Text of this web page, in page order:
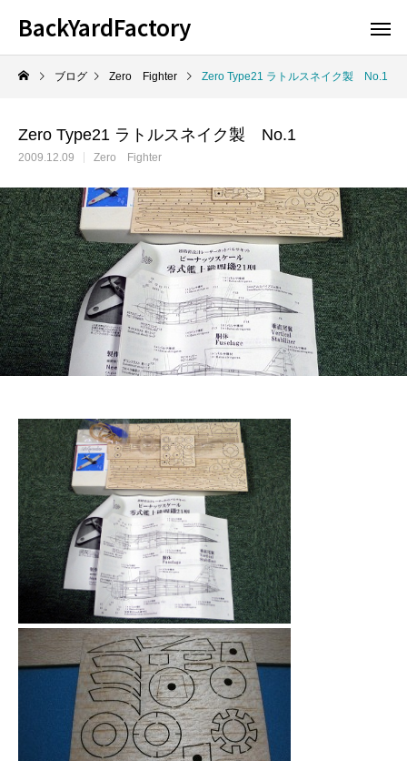
BackYardFactory
ブログ Zero Fighter Zero Type21 ラトルスネイク製 No.1
Zero Type21 ラトルスネイク製 No.1
2009.12.09 Zero Fighter